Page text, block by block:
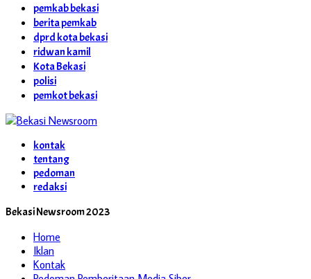
pemkab bekasi
berita pemkab
dprd kota bekasi
ridwan kamil
Kota Bekasi
polisi
pemkot bekasi
kontak
tentang
pedoman
redaksi
Bekasi Newsroom 2023
Home
Iklan
Kontak